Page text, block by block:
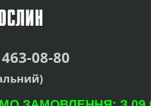
08-80